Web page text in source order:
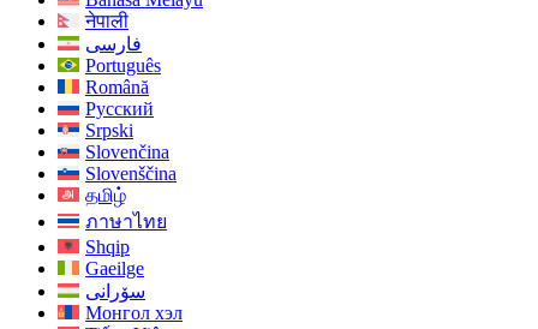
नेपाली
فارسی
Português
Română
Русский
Srpski
Slovenčina
Slovenščina
தமிழ்
ภาษาไทย
Shqip
Gaeilge
سۆرانی
Монгол хэл